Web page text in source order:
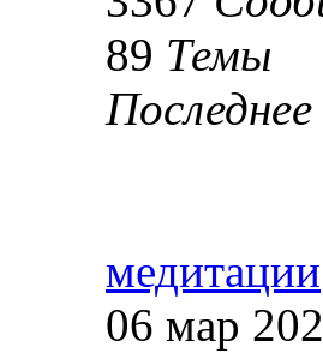
89 Темы
медитации
06 мар